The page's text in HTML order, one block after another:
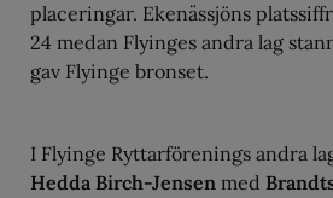
placeringar. Ekenässjöns
24 medan Flyinges andra lag
gav Flyinge bronset.
I Flyinge Ryttarförenings andra
Hedda Birch-Jensen med